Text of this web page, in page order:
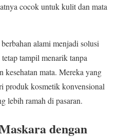
cocok untuk kulit dan mata
alami menjadi solusi
tampil menarik tanpa
kesehatan mata. Mereka yang
produk kosmetik konvensional
lebih ramah di pasaran.
dengan